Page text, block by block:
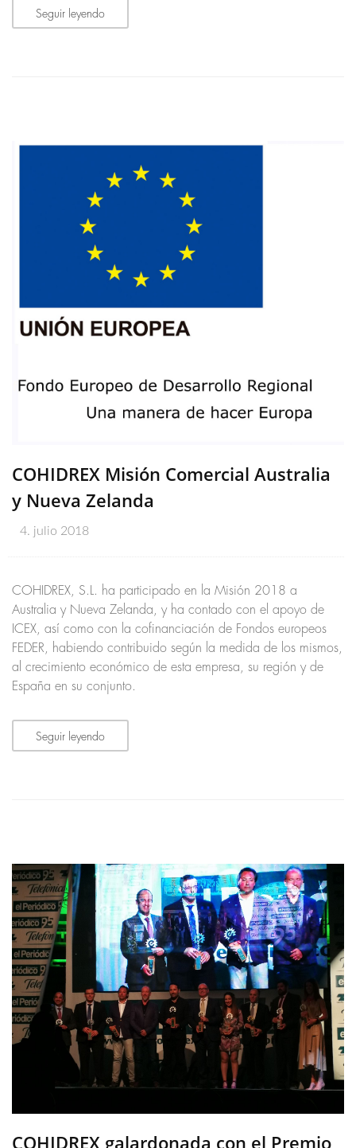
Seguir leyendo
COHIDREX Misión Comercial Australia
y Nueva Zelanda
4. julio 2018
COHIDREX, S.L. ha participado en la Misión 2018 a
Australia y Nueva Zelanda, y ha contado con el apoyo de
ICEX, así como con la cofinanciación de Fondos europeos
FEDER, habiendo contribuido según la medida de los mismos,
al crecimiento económico de esta empresa, su región y de
España en su conjunto.
Seguir leyendo
COHIDREX galardonada con el Premio